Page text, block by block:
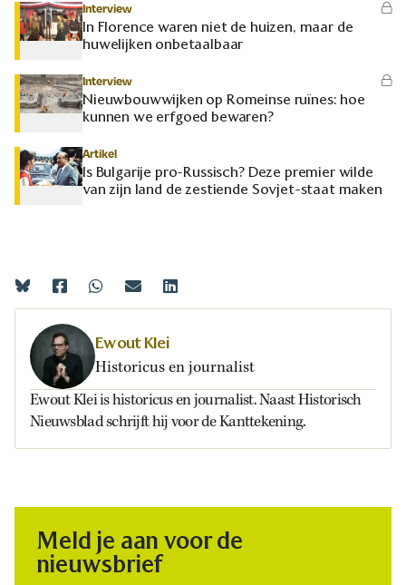
Interview
In Florence waren niet de huizen, maar de
huwelijken onbetaalbaar
Interview
Nieuwbouwwijken op Romeinse ruïnes: hoe
kunnen we erfgoed bewaren?
Artikel
Is Bulgarije pro-Russisch? Deze premier wilde
van zijn land de zestiende Sovjet-staat maken
Ewout Klei
Historicus en journalist
Ewout Klei is historicus en journalist. Naast Historisch
Nieuwsblad schrijft hij voor de Kanttekening.
Meld je aan voor de
nieuwsbrief